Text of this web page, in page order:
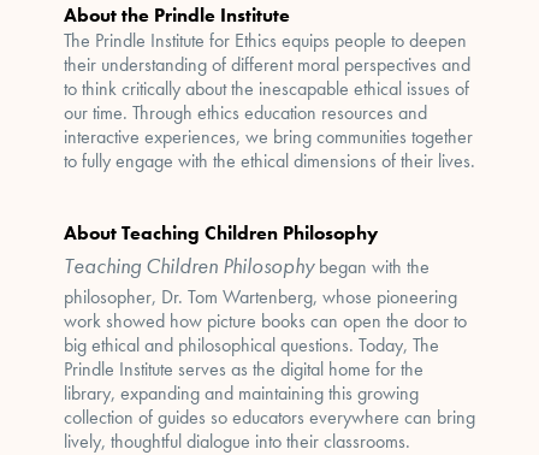
About the Prindle Institute
The Prindle Institute for Ethics equips people to deepen
their understanding of different moral perspectives and
to think critically about the inescapable ethical issues of
our time. Through ethics education resources and
interactive experiences, we bring communities together
to fully engage with the ethical dimensions of their lives.
About Teaching Children Philosophy
Teaching Children Philosophybegan with the
philosopher, Dr. Tom Wartenberg, whose pioneering
work showed how picture books can open the door to
big ethical and philosophical questions. Today, The
Prindle Institute serves as the digital home for the
library, expanding and maintaining this growing
collection of guides so educators everywhere can bring
lively, thoughtful dialogue into their classrooms.